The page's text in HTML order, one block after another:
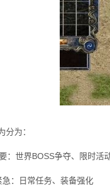
分为：
：世界BOSS争夺、限时活
急：日常任务、装备强化